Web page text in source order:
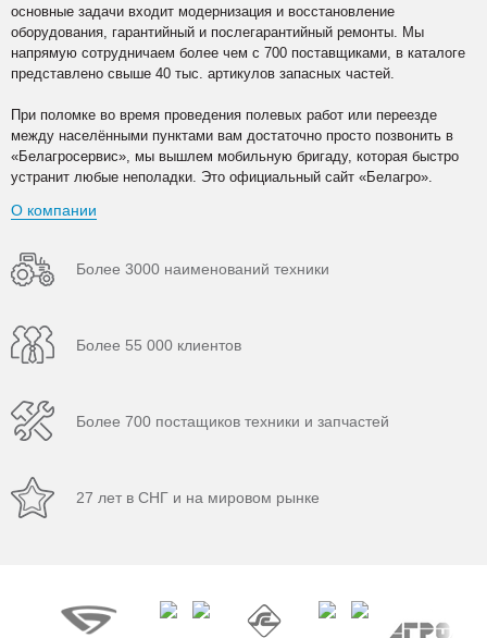
основные задачи входит модернизация и восстановление
оборудования, гарантийный и послегарантийный ремонты. Мы
напрямую сотрудничаем более чем с 700 поставщиками, в каталоге
представлено свыше 40 тыс. артикулов запасных частей.
При поломке во время проведения полевых работ или переезде
между населёнными пунктами вам достаточно просто позвонить в
«Белагросервис», мы вышлем мобильную бригаду, которая быстро
устранит любые неполадки. Это официальный сайт «Белагро».
О компании
Более 3000 наименований техники
Более 55 000 клиентов
Более 700 постащиков техники и запчастей
27 лет в СНГ и на мировом рынке